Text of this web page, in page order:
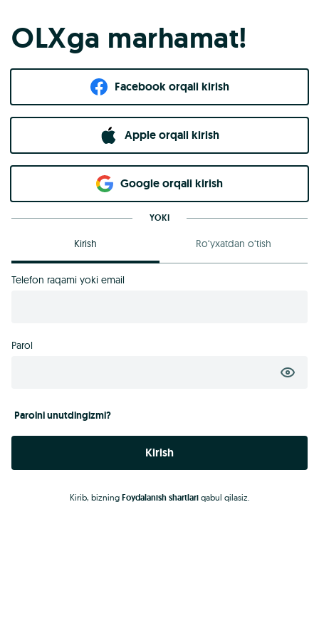
OLXga marhamat!
Facebook orqali kirish​
Apple orqali kirish
Goo​g​le orqali kirish
YOKI
Kirish Ro‘yxatdan o‘tish
Telefon raqami yoki email
Parol
Parolni unutdingizmi?
Kirish
Kirib, bizning Foydalanish shartlariqabul qilasiz.